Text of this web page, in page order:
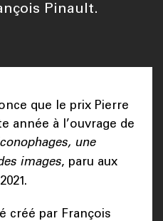
Pinault.
que le prix Pierre
année à l’ouvrage de
une
images, paru aux
créé par François